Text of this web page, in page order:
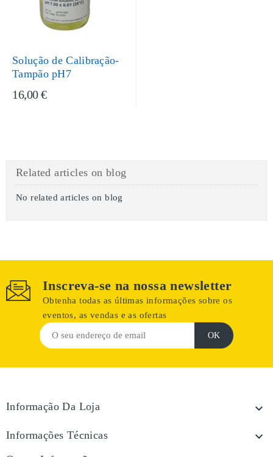
Solução de Calibração-
Tampão pH7
16,00 €
Related articles on blog
No related articles on blog
Inscreva-se na nossa newsletter
Obtenha todas as últimas informações sobre os
eventos, as vendas e as ofertas
Informação Da Loja 
Informações Técnicas 